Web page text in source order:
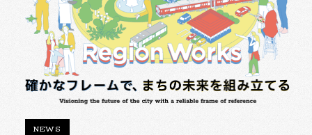
NEWS